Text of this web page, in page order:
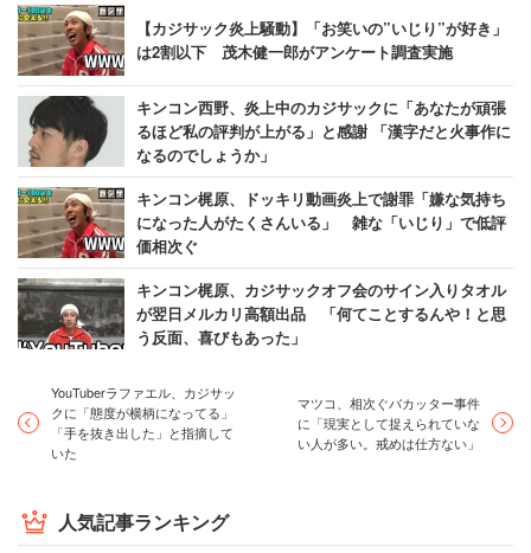
【カジサック炎上騒動】「お笑いの”いじり”が好き」
は2割以下 茂木健一郎がアンケート調査実施
キンコン西野、炎上中のカジサックに「あなたが頑張
るほど私の評判が上がる」と感謝 「漢字だと火事作に
なるのでしょうか」
キンコン梶原、ドッキリ動画炎上で謝罪「嫌な気持ち
になった人がたくさんいる」 雑な「いじり」で低評
価相次ぐ
キンコン梶原、カジサックオフ会のサイン入りタオル
が翌日メルカリ高額出品 「何てことするんや！と思
う反面、喜びもあった」
YouTuberラファエル、カジサッ
クに「態度が横柄になってる」
「手を抜き出した」と指摘して
いた
マツコ、相次ぐバカッター事件
に「現実として捉えられていな
い人が多い。戒めは仕方ない」
人気記事ランキング